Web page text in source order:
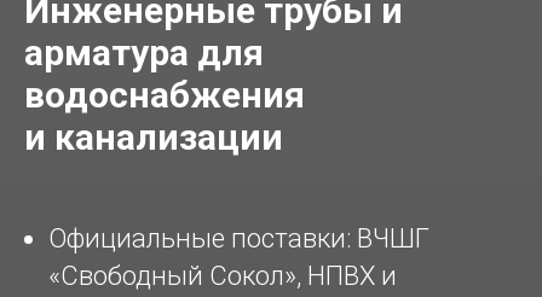
Инженерные трубы и
арматура для
водоснабжения
и канализации
Официальные поставки: ВЧШГ
«Свободный Сокол», НПВХ и